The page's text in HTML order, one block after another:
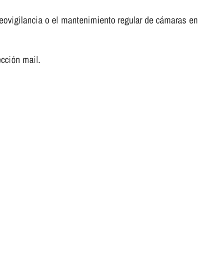
o el mantenimiento regular de cámaras en
mail.